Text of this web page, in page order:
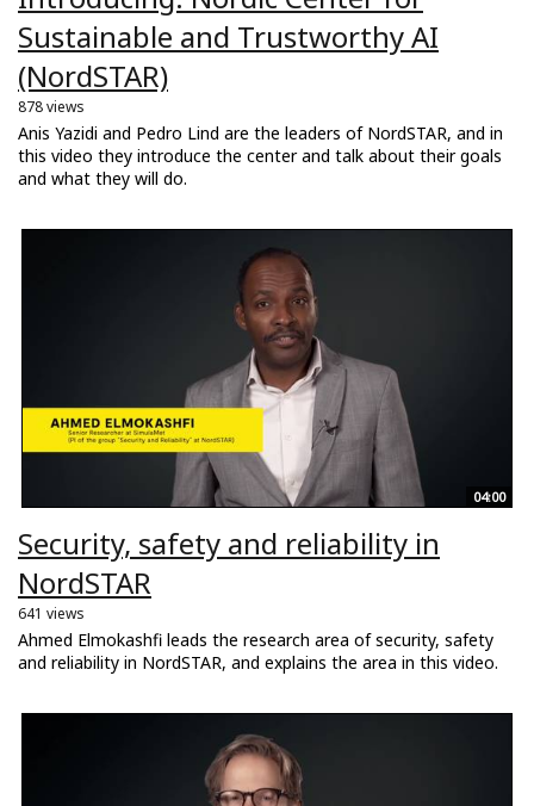
Sustainable and Trustworthy AI
(NordSTAR)
878 views
Anis Yazidi and Pedro Lind are the leaders of NordSTAR, and in
this video they introduce the center and talk about their goals
and what they will do.
04:00
Security, safety and reliability in
NordSTAR
641 views
Ahmed Elmokashfi leads the research area of security, safety
and reliability in NordSTAR, and explains the area in this video.